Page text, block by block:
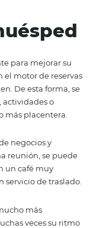
con
educativa
de su trabajo,